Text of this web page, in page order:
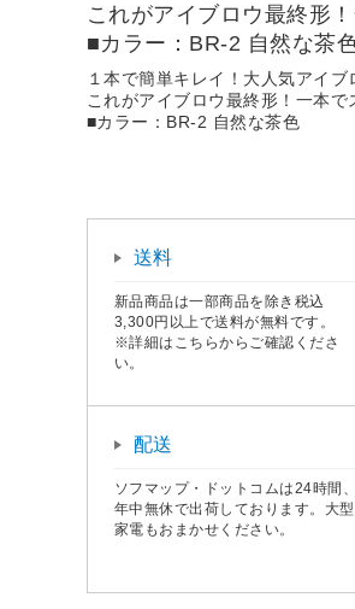
これがアイブロウ最終形
■カラー：BR-2 自然な茶
１本で簡単キレイ！大人気アイブ
これがアイブロウ最終形！一本で
■カラー：BR-2 自然な茶色
送料
新品商品は一部商品を除き税込
3,300円以上で送料が無料です。
※詳細はこちらからご確認くださ
い。
配送
ソフマップ・ドットコムは24時間、
年中無休で出荷しております。大型
家電もおまかせください。